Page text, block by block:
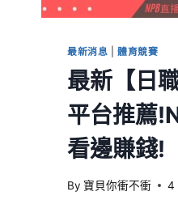
最新消息 |體育競賽
最新【日
平台推薦
看邊賺錢!
By 寶貝你衝不衝 4